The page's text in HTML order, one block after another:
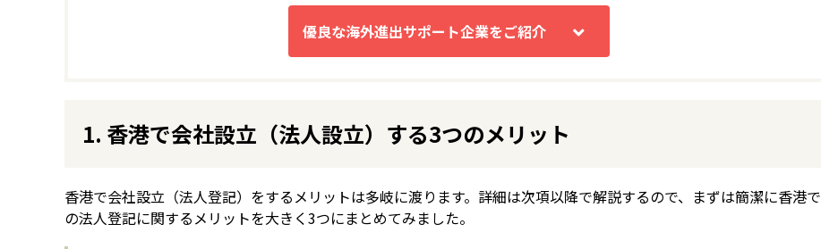
1. 香港で会社設立（法人設立）する3つのメリット
香港で会社設立（法人登記）をするメリットは多岐に渡ります。詳細は次項以降で解説するので、まずは簡潔に香港で
の法人登記に関するメリットを大きく3つにまとめてみました。